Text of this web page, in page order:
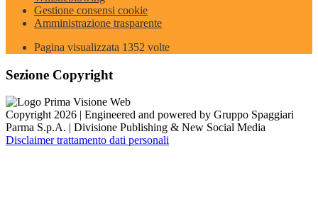
Gestione consensi cookie
Amministrazione trasparente
Pagina visualizzata 1352 volte
Sezione Copyright
Copyright 2026 | Engineered and powered by Gruppo Spaggiari
Parma S.p.A. | Divisione Publishing & New Social Media
Disclaimer trattamento dati personali